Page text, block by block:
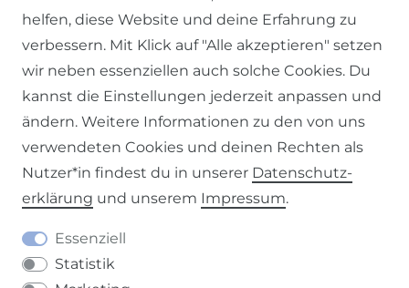
GUTSCHEINE
FAQ
ALLGEMEINE FRAGEN
WUNSCHLÄNGE ERMITTELN
PFLEGE- & WASCHANLEITUNG
helfen, diese Website und deine Erfahrung zu
verbessern. Mit Klick auf "Alle akzeptieren" setzen
wir neben essenziellen auch solche Cookies. Du
kannst die Einstellungen jederzeit anpassen und
ändern. Weitere Informationen zu den von uns
verwendeten Cookies und deinen Rechten als
Nutzer*in findest du in unserer Daten­schutz­
erklärung und unserem Impressum.
Essenziell
Statistik